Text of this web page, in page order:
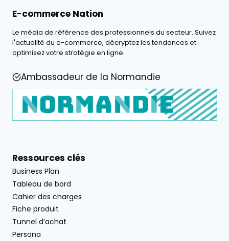
E-commerce Nation
Le média de référence des professionnels du secteur. Suivez
l'actualité du e-commerce, décryptez les tendances et
optimisez votre stratégie en ligne.
Ambassadeur de la Normandie
Ressources clés
Business Plan
Tableau de bord
Cahier des charges
Fiche produit
Tunnel d’achat
Persona